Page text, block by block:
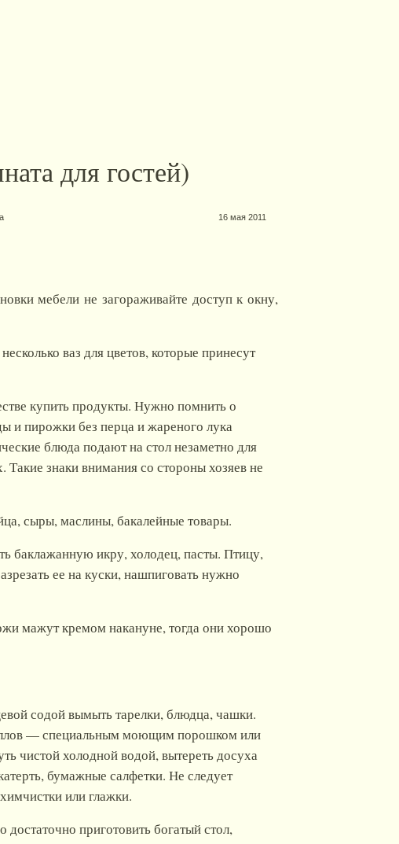
для гостей)
16 мая 2011
мебели не загораживайте доступ к окну,
ваз для цветов, которые принесут
купить продукты. Нужно помнить о
и пирожки без перца и жареного лука
блюда подают на стол незаметно для
знаки внимания со стороны хозяев не
сыры, маслины, бакалейные товары.
баклажанную икру, холодец, пасты. Птицу,
ее на куски, нашпиговать нужно
мажут кремом накануне, тогда они хорошо
содой вымыть тарелки, блюдца, чашки.
— специальным моющим порошком или
чистой холодной водой, вытереть досуха
бумажные салфетки. Не следует
или глажки.
приготовить богатый стол,